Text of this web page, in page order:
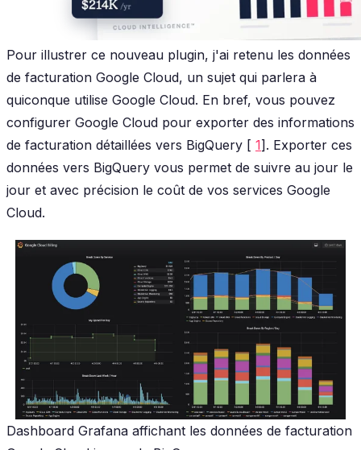
Pour illustrer ce nouveau plugin, j'ai retenu les données
de facturation Google Cloud, un sujet qui parlera à
quiconque utilise Google Cloud. En bref, vous pouvez
configurer Google Cloud pour exporter des informations
de facturation détaillées vers BigQuery [ 1]. Exporter ces
données vers BigQuery vous permet de suivre au jour le
jour et avec précision le coût de vos services Google
Cloud.
Dashboard Grafana affichant les données de facturation